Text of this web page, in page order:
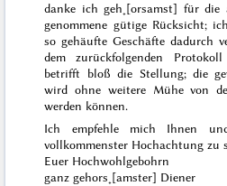
danke ich geh˖[orsamst] für die
genommene gütige Rücksicht;
so gehäufte Geschäfte dadurch
dem zurückfolgenden
betrifft bloß die Stellung; die
wird ohne weitere Mühe von
werden können.
Ich empfehle mich Ihnen
vollkommenster Hochachtung zu
Euer Hochwohlgebohrn
ganz gehors˖[amster] Diener